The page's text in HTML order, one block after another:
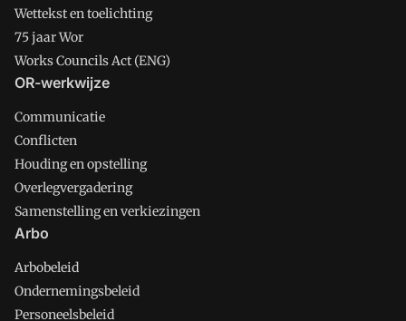
Wettekst en toelichting
75 jaar Wor
Works Councils Act (ENG)
OR-werkwijze
Communicatie
Conflicten
Houding en opstelling
Overlegvergadering
Samenstelling en verkiezingen
Arbo
Arbobeleid
Ondernemingsbeleid
Personeelsbeleid